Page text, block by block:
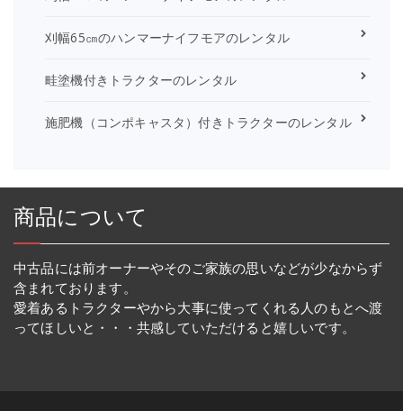
刈幅65㎝のハンマーナイフモアのレンタル
畦塗機付きトラクターのレンタル
施肥機（コンポキャスタ）付きトラクターのレンタル
商品について
中古品には前オーナーやそのご家族の思いなどが少なからず
含まれております。
愛着あるトラクターやから大事に使ってくれる人のもとへ渡
ってほしいと・・・共感していただけると嬉しいです。